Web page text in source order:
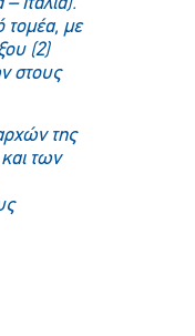
τομέα, με
(2)
στους
της
των